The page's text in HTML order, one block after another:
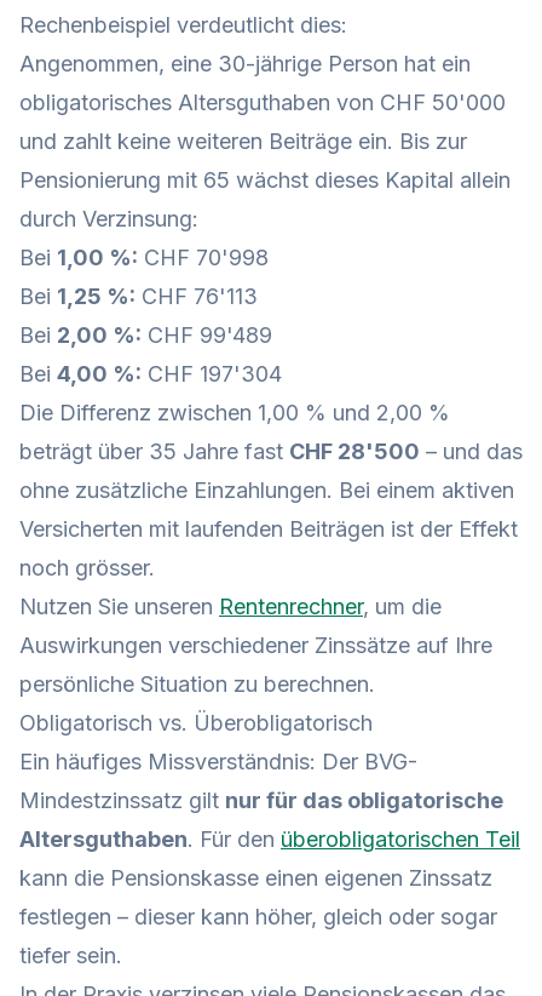
Rechenbeispiel verdeutlicht dies:
Angenommen, eine 30-jährige Person hat ein
obligatorisches Altersguthaben von CHF 50'000
und zahlt keine weiteren Beiträge ein. Bis zur
Pensionierung mit 65 wächst dieses Kapital allein
durch Verzinsung:
Bei 1,00 %: CHF 70'998
Bei 1,25 %: CHF 76'113
Bei 2,00 %: CHF 99'489
Bei 4,00 %: CHF 197'304
Die Differenz zwischen 1,00 % und 2,00 %
beträgt über 35 Jahre fast CHF 28'500 – und das
ohne zusätzliche Einzahlungen. Bei einem aktiven
Versicherten mit laufenden Beiträgen ist der Effekt
noch grösser.
Nutzen Sie unseren Rentenrechner, um die
Auswirkungen verschiedener Zinssätze auf Ihre
persönliche Situation zu berechnen.
Obligatorisch vs. Überobligatorisch
Ein häufiges Missverständnis: Der BVG-
Mindestzinssatz gilt nur für das obligatorische
Altersguthaben. Für den überobligatorischen Teil
kann die Pensionskasse einen eigenen Zinssatz
festlegen – dieser kann höher, gleich oder sogar
tiefer sein.